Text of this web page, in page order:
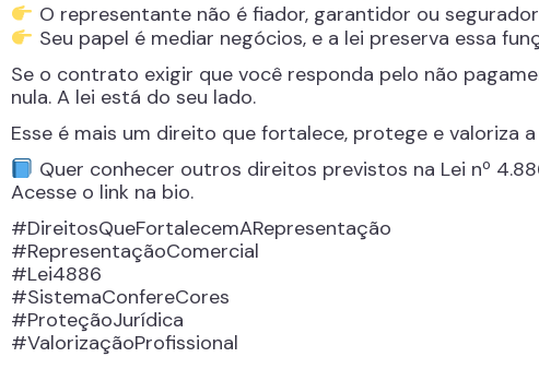
O representante não é fiador, garantidor ou
Seu papel é mediar negócios, e a lei preserva essa
Se o contrato exigir que você responda pelo não
nula. A lei está do seu lado.
Esse é mais um direito que fortalece, protege e valoriza
Quer conhecer outros direitos previstos na Lei nº
Acesse o link na bio.
#DireitosQueFortalecemARepresentação
#RepresentaçãoComercial
#Lei4886
#SistemaConfereCores
#ProteçãoJurídica
#ValorizaçãoProfissional